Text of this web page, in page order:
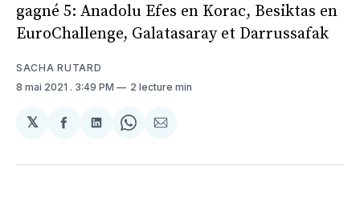
gagné 5: Anadolu Efes en Korac, Besiktas en
EuroChallenge, Galatasaray et Darrussafak
SACHA RUTARD
8 mai 2021 . 3:49 PM 2 lecture min
𝕏
Partager
Facebook
Partager
LinkedIn
Share
WhatsApp
Partager
Courriel